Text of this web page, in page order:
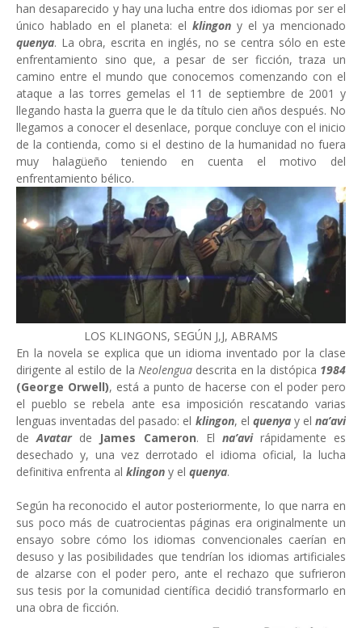
han desaparecido y hay una lucha entre dos idiomas por ser el
único hablado en el planeta: el klingon y el ya mencionado
quenya. La obra, escrita en inglés, no se centra sólo en este
enfrentamiento sino que, a pesar de ser ficción, traza un
camino entre el mundo que conocemos comenzando con el
ataque a las torres gemelas el 11 de septiembre de 2001 y
llegando hasta la guerra que le da título cien años después. No
llegamos a conocer el desenlace, porque concluye con el inicio
de la contienda, como si el destino de la humanidad no fuera
muy halagüeño teniendo en cuenta el motivo del
enfrentamiento bélico.
LOS KLINGONS, SEGÚN J,J, ABRAMS
En la novela se explica que un idioma inventado por la clase
dirigente al estilo de la Neolengua descrita en la distópica 1984
(George Orwell), está a punto de hacerse con el poder pero
el pueblo se rebela ante esa imposición rescatando varias
lenguas inventadas del pasado: el klingon, el quenya y elna’avi
deAvatar de James Cameron. El na’avi rápidamente es
desechado y, una vez derrotado el idioma oficial, la lucha
definitiva enfrenta al klingon y el quenya.
Según ha reconocido el autor posteriormente, lo que narra en
sus poco más de cuatrocientas páginas era originalmente un
ensayo sobre cómo los idiomas convencionales caerían en
desuso y las posibilidades que tendrían los idiomas artificiales
de alzarse con el poder pero, ante el rechazo que sufrieron
sus tesis por la comunidad científica decidió transformarlo en
una obra de ficción.